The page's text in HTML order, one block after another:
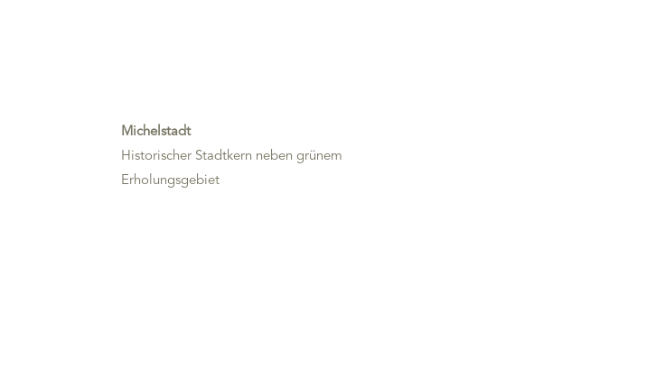
Michelstadt
Historischer Stadtkern neben grünem
Erholungsgebiet